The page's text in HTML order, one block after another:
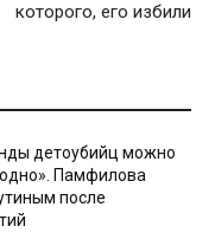
которого, его избили
детоубийц можно
Памфилова
после